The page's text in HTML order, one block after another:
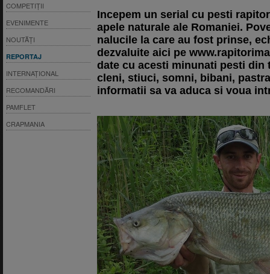
COMPETIȚII
EVENIMENTE
NOUTĂȚI
REPORTAJ
INTERNAȚIONAL
RECOMANDĂRI
PAMFLET
CRAPMANIA
Incepem un serial cu pesti
apele naturale ale Romaniei.
nalucile la care au fost prinse,
dezvaluite aici pe
date cu acesti minunati pesti din
cleni, stiuci, somni, bibani,
informatii sa va aduca si voua